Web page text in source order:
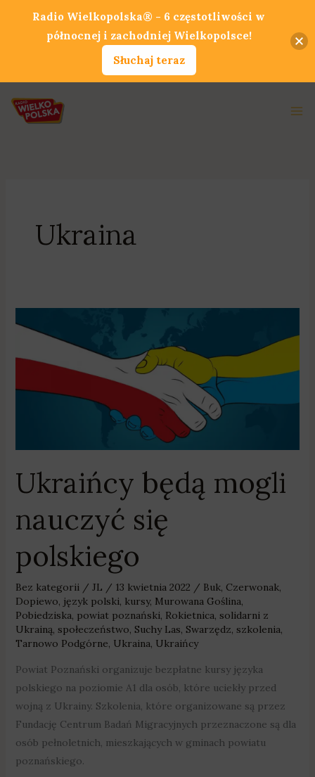
Ukraina
Ukraińcy będą mogli
nauczyć się
polskiego
Bez kategorii/ JL / 13 kwietnia 2022 / Buk, Czerwonak,
Dopiewo, język polski, kursy, Murowana Goślina,
Pobiedziska, powiat poznański, Rokietnica, solidarni z
Ukrainą, społeczeństwo, Suchy Las, Swarzędz, szkolenia,
Tarnowo Podgórne, Ukraina, Ukraińcy
Powiat Poznański organizuje bezpłatne kursy języka
polskiego na poziomie A1 dla osób, które uciekły przed
wojną z Ukrainy. Szkolenia, które organizowane są przez
Fundację Centrum Badań Migracyjnych przeznaczone są dla
osób pełnoletnich, mieszkających w gminach powiatu
poznańskiego.
będą
się
Radio Wielkopolska® - 6 częstotliwości w
północnej i zachodniej Wielkopolsce!
Słuchaj teraz